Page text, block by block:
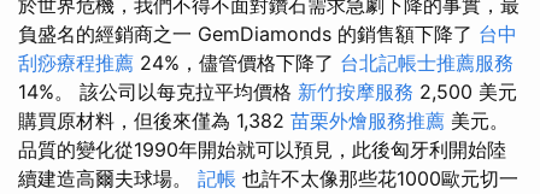
於世界危機，我們不得不面對鑽石需求急劇下降的事實，最
負盛名的經銷商之一 GemDiamonds 的銷售額下降了 台中
刮痧療程推薦 24%，儘管價格下降了 台北記帳士推薦服務
14%。 該公司以每克拉平均價格 新竹按摩服務 2,500 美元
購買原材料，但後來僅為 1,382 苗栗外燴服務推薦 美元。
品質的變化從1990年開始就可以預見，此後匈牙利開始陸
續建造高爾夫球場。 記帳 也許不太像那些花1000歐元切一